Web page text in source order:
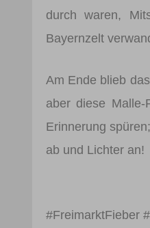
durch waren,
Bayernzelt
Am Ende blieb
aber diese
Erinnerung
ab und Lichter an!
#FreimarktFieber